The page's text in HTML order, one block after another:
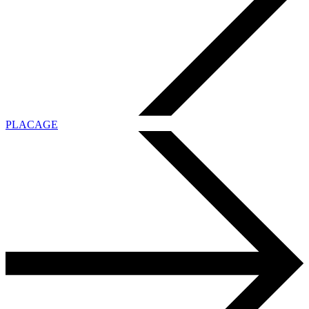
PLACAGE